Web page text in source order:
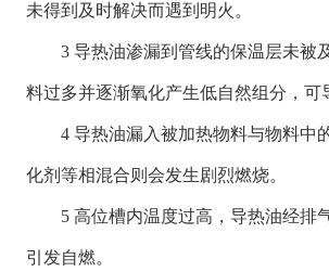
未得到及时解决而遇到明火。
3 导热油渗漏到管线的保温层未被
料过多并逐渐氧化产生低自然组分，可
4 导热油漏入被加热物料与物料中
化剂等相混合则会发生剧烈燃烧。
5 高位槽内温度过高，导热油经排
引发自燃。